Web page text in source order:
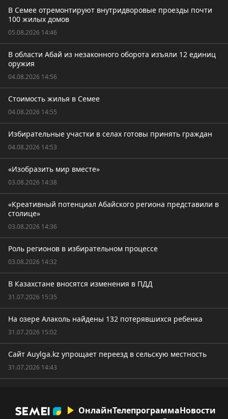
В Семее отремонтируют внутридворовые проезды почти
100 жилых домов
05.08.2026 14:46
В области Абай из незаконного оборота изъяли 12 единиц
оружия
04.08.2026 14:56
Стоимость жилья в Семее
04.08.2026 14:55
Избирательные участки в селах готовы принять граждан
04.08.2026 14:53
«Изобразить мир вместе»
03.08.2026 14:38
«Креативный потенциал Абайского региона представили в
столице»
03.08.2026 14:36
Роль регионов в избирательном процессе
03.08.2026 14:32
В Казахстане вносятся изменения в ПДД
31.07.2026 15:35
На озере Алаколь найдены 132 потерявшихся ребенка
31.07.2026 15:02
Сайт Auylga.kz упрощает переезд в сельскую местность
31.07.2026 14:43
ОнлайнТелепрограммаНовости